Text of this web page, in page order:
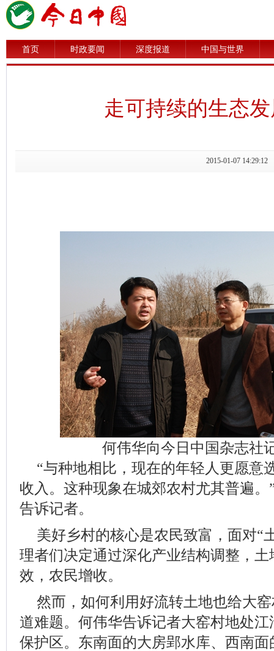
首页 时政要闻 深度报道 中国与世界
走可持续的生态
2015-01-07
何伟华向今日中国杂志社
“与种地相比，现在的年轻人更愿意
收入。这种现象在城郊农村尤其普遍
告诉记者。
美好乡村的核心是农民致富，面对“
理者们决定通过深化产业结构调整，
效，农民增收。
然而，如何利用好流转土地也给大
道难题。何伟华告诉记者大窑村地处
保护区。东南面的大房郢水库、西南